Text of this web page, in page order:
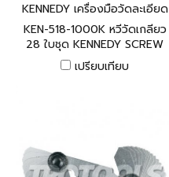
KENNEDY เครื่องมือวัดละเอียด
KEN-518-1000K
KEN-518-1000K หวีวัดเกลียว
28 ใบชุด KENNEDY SCREW
PITCH GAUGE
เปรียบเทียบ